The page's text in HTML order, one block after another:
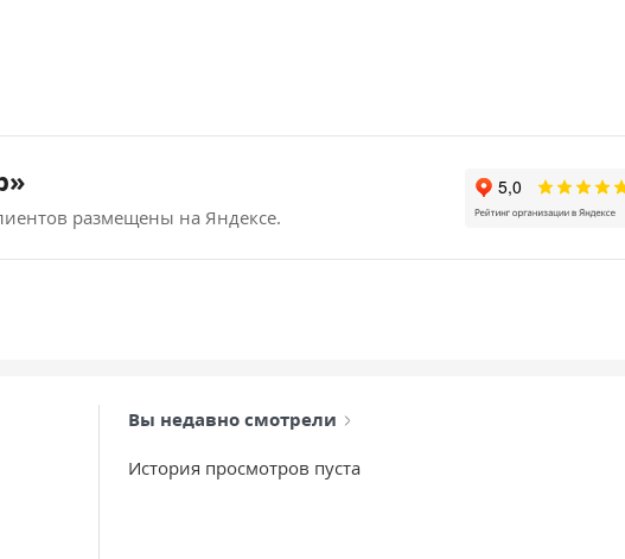
размещены на Яндексе.
Вы недавно смотрели
История просмотров пуста